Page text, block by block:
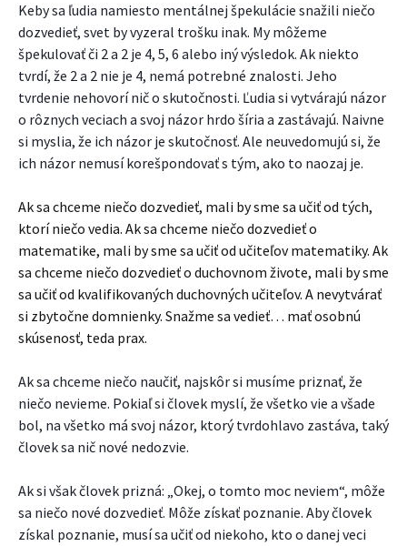
Keby sa ľudia namiesto mentálnej špekulácie snažili niečo
dozvedieť, svet by vyzeral trošku inak. My môžeme
špekulovať či 2 a 2 je 4, 5, 6 alebo iný výsledok. Ak niekto
tvrdí, že 2 a 2 nie je 4, nemá potrebné znalosti. Jeho
tvrdenie nehovorí nič o skutočnosti. Ľudia si vytvárajú názor
o rôznych veciach a svoj názor hrdo šíria a zastávajú. Naivne
si myslia, že ich názor je skutočnosť. Ale neuvedomujú si, že
ich názor nemusí korešpondovať s tým, ako to naozaj je.
Ak sa chceme niečo dozvedieť, mali by sme sa učiť od tých,
ktorí niečo vedia. Ak sa chceme niečo dozvedieť o
matematike, mali by sme sa učiť od učiteľov matematiky. Ak
sa chceme niečo dozvedieť o duchovnom živote, mali by sme
sa učiť od kvalifikovaných duchovných učiteľov. A nevytvárať
si zbytočne domnienky. Snažme sa vedieť… mať osobnú
skúsenosť, teda prax.
Ak sa chceme niečo naučiť, najskôr si musíme priznať, že
niečo nevieme. Pokiaľ si človek myslí, že všetko vie a všade
bol, na všetko má svoj názor, ktorý tvrdohlavo zastáva, taký
človek sa nič nové nedozvie.
Ak si však človek prizná: „Okej, o tomto moc neviem“, môže
sa niečo nové dozvedieť. Môže získať poznanie. Aby človek
získal poznanie, musí sa učiť od niekoho, kto o danej veci